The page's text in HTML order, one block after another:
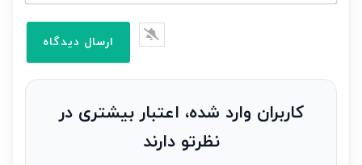
نظر
کاربران وارد شده، اعتبار بیشتری در
نظرتو دارند